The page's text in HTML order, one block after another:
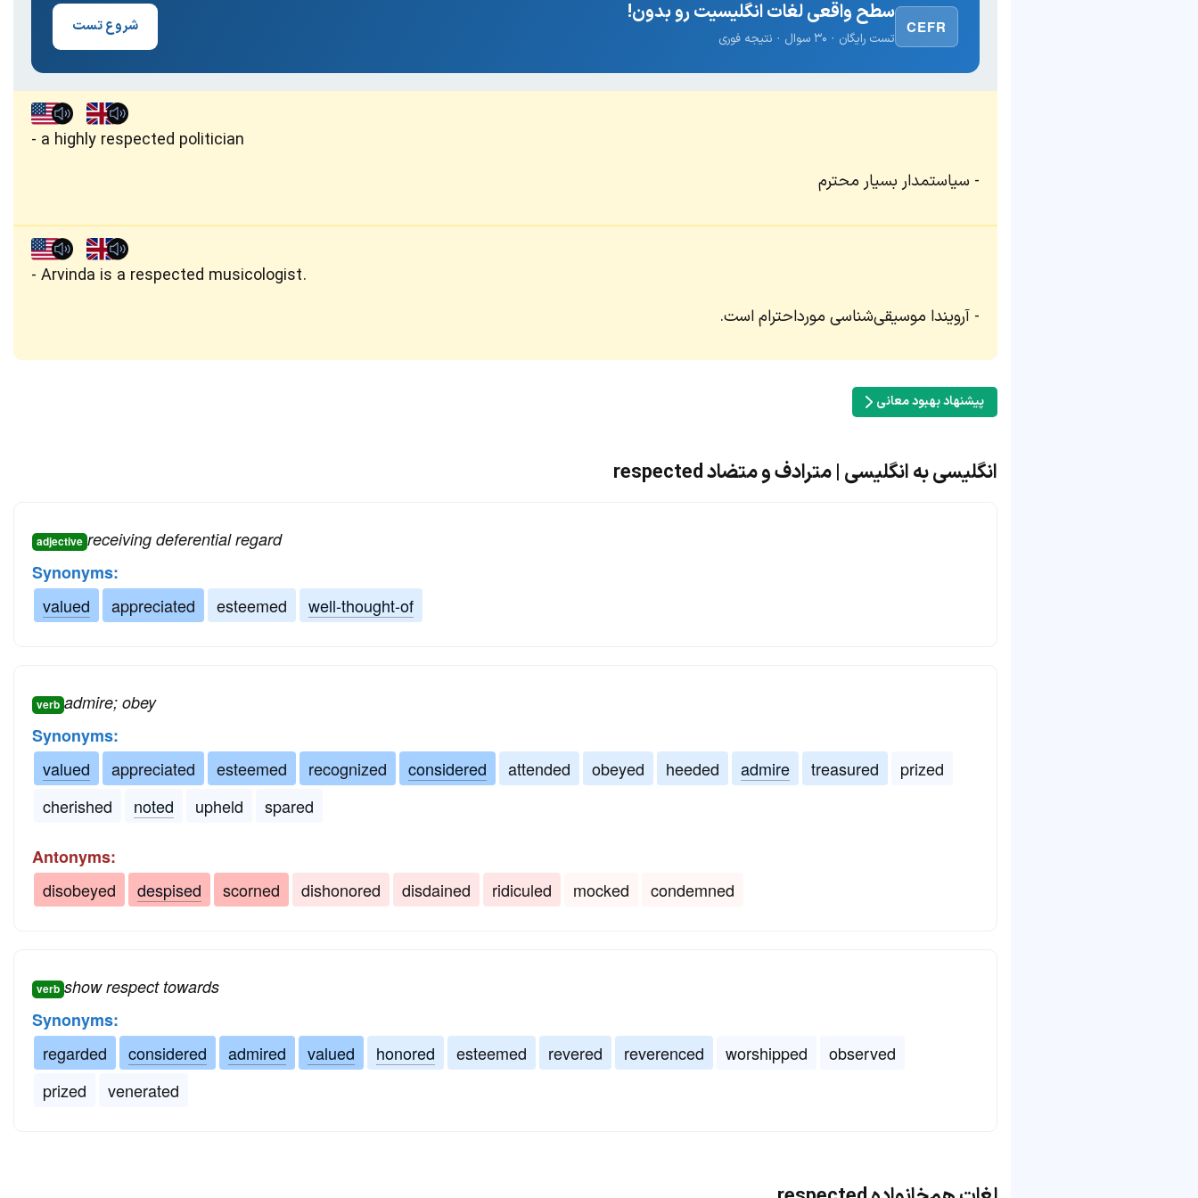
CEFR
سطح واقعی لغات انگلیسیت رو بدون!
تست رایگان · ۳۰ سوال · نتیجه فوری
شروع تست
a highly respected politician
سیاستمدار بسیار محترم
Arvinda is a respected musicologist.
آرویندا موسیقی‌شناسی مورداحترام است.
پیشنهاد بهبود معانی
انگلیسی به انگلیسی | مترادف و متضاد respected
adjective receiving deferential regard
Synonyms:
valued
appreciated esteemed well-thought-of
verb admire; obey
Synonyms:
valued
appreciated esteemed recognized considered attended obeyed heeded admire treasured
prized
cherished
noted upheld spared
Antonyms:
disobeyed
despised scorned dishonored disdained ridiculed mocked condemned
verb show respect towards
Synonyms:
regarded
considered admired valued honored esteemed revered reverenced worshipped
observed
prized
venerated